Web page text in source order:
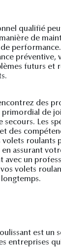
qualifié
de
performance.
préventive,
futurs et
des
primordial de
Les
des
roulants
assurant
avec un
volets
est un
entreprises